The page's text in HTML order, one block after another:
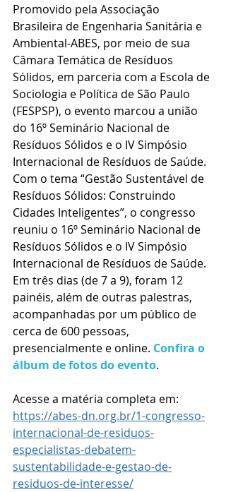
Promovido pela Associação
Brasileira de Engenharia Sanitária e
Ambiental-ABES, por meio de sua
Câmara Temática de Resíduos
Sólidos, em parceria com a Escola de
Sociologia e Política de São Paulo
(FESPSP), o evento marcou a união
do 16º Seminário Nacional de
Resíduos Sólidos e o IV Simpósio
Internacional de Resíduos de Saúde.
Com o tema “Gestão Sustentável de
Resíduos Sólidos: Construindo
Cidades Inteligentes”, o congresso
reuniu o 16º Seminário Nacional de
Resíduos Sólidos e o IV Simpósio
Internacional de Resíduos de Saúde.
Em três dias (de 7 a 9), foram 12
painéis, além de outras palestras,
acompanhadas por um público de
cerca de 600 pessoas,
presencialmente e online. Confira o
álbum de fotos do evento.
Acesse a matéria completa em:
https://abes-dn.org.br/1-congresso-
internacional-de-residuos-
especialistas-debatem-
sustentabilidade-e-gestao-de-
residuos-de-interesse/